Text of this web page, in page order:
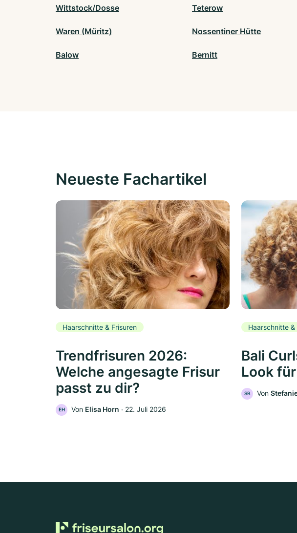
Wittstock/Dosse Teterow
Waren (Müritz) Nossentiner Hütte
Balow Bernitt
Neueste Fachartikel
Haarschnitte & Frisuren
Trendfrisuren 2026:
Welche angesagte Frisur
passt zu dir?
EH Von Elisa Horn ‧ 22. Juli 2026
Haarschnitte &
Bali
Look
SB Von